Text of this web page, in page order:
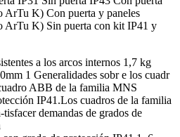
K) Con puerta y paneles
ArTu K) Sin puerta con kit IP41 y
a los arcos internos 1,7 kg
1 Generalidades sobr e los cuadr
ABB de la familia MNS
IP41.Los cuadros de la familia
demandas de grados de